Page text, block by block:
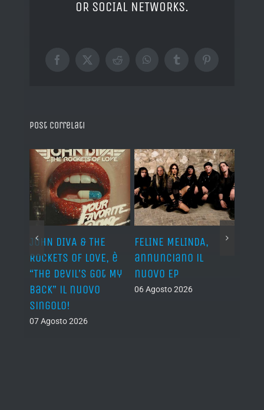
OR SOCIAL NETWORKS.
Facebook
X RedditWhatsAppTumblrPinterest
Post correlati
JOHN DIVA & THE
ROCKETS OF LOVE, è
“The Devil’s Got My
Back” il nuovo
singolo!
07 Agosto 2026
FELINE MELINDA,
annunciano il
nuovo EP
06 Agosto 2026